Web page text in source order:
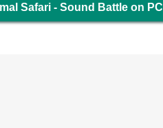
Safari - Sound Battle on PC